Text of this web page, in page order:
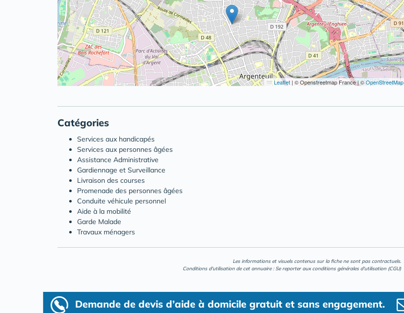
Leaflet | © Openstreetmap France | ©OpenStreetMap
Catégories
Services aux handicapés
Services aux personnes âgées
Assistance Administrative
Gardiennage et Surveillance
Livraison des courses
Promenade des personnes âgées
Conduite véhicule personnel
Aide à la mobilité
Garde Malade
Travaux ménagers
Les informations et visuels contenus sur la fiche ne sont pas contractuels.
Conditions d'utilisation de cet annuaire : Se reporter aux conditions générales d'utilisation (CGU)
Demande de devis d’aide à domicile gratuit et sans engagement.